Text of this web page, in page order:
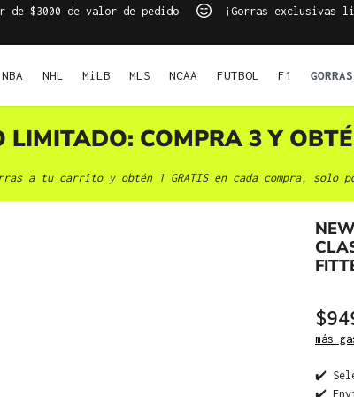
$3000 de valor de pedido ¡Gorras exclusivas
NBA NHL MiLB MLS NCAA FUTBOL F1 GORRAS
LIMITADO: COMPRA 3 Y
a tu carrito y obtén 1 GRATIS en cada compra, solo
más
✔️
✔️